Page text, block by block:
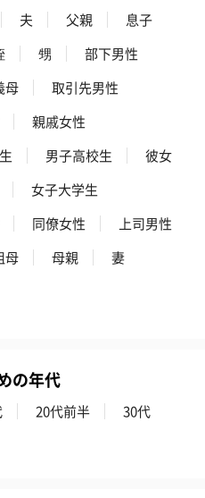
夫 父親
息子
甥
部下男性
母
取引先男性
親戚女性
男子高校生
彼女
女子大学生
同僚女性
上司男性
母 母親
妻
の年代
20代前半
30代